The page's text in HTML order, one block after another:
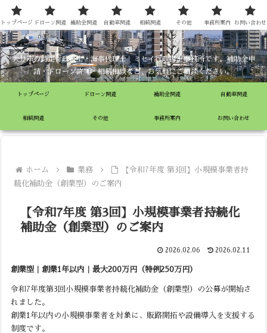
ミセイ行政書士事務所
大分市の特定行政書士・海事代理士 ミセイ行政書士事務所です。補助金申
請・ドローン許可・相続相談など、お気軽にご相談ください。
トップページ ドローン関連 補助金関連 自動車関連
相続関連 その他 事務所案内 お問い合わせ
ホーム 業務
【令和7年度 第3回】小規模事業者持
続化補助金（創業型）のご案内
【令和7年度 第3回】小規模事業者持続化
補助金（創業型）のご案内
2026.02.06 2026.02.11
創業型｜創業1年以内｜最大200万円（特例250万円）
令和7年度第3回小規模事業者持続化補助金（創業型）の公募が開始さ
れました。
創業1年以内の小規模事業者を対象に、販路開拓や設備導入を支援する
制度です。
トップページ ドローン関連 補助金関連 自動車関連 相続関連 その他 事務所案内 お問い合わせ